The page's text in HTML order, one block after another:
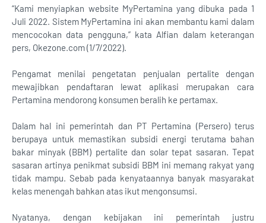
“Kami menyiapkan website MyPertamina yang dibuka pada 1
Juli 2022. Sistem MyPertamina ini akan membantu kami dalam
mencocokan data pengguna,” kata Alfian dalam keterangan
pers, Okezone.com (1/7/2022).
Pengamat menilai pengetatan penjualan pertalite dengan
mewajibkan pendaftaran lewat aplikasi merupakan cara
Pertamina mendorong konsumen beralih ke pertamax.
Dalam hal ini pemerintah dan PT Pertamina (Persero) terus
berupaya untuk memastikan subsidi energi terutama bahan
bakar minyak (BBM) pertalite dan solar tepat sasaran. Tepat
sasaran artinya penikmat subsidi BBM ini memang rakyat yang
tidak mampu. Sebab pada kenyataannya banyak masyarakat
kelas menengah bahkan atas ikut mengonsumsi.
Nyatanya, dengan kebijakan ini pemerintah justru